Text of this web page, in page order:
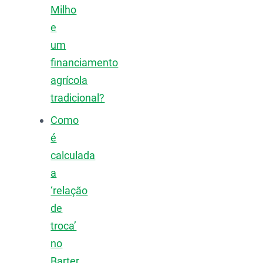
Milho
e
um
financiamento
agrícola
tradicional?
Como
é
calculada
a
‘relação
de
troca’
no